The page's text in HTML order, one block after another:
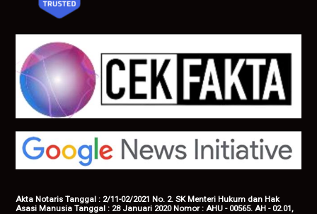
Akta Notaris Tanggal : 2/11-02/2021 No. 2. SK Menteri Hukum dan Hak
Asasi Manusia Tanggal : 28 Januari 2020 Nomor : AHU - 00565. AH - 02.01,